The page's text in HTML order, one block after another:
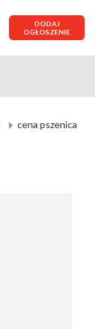
DODAJ
OGŁOSZENIE
cena pszenica